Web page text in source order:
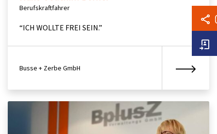
Berufskraftfahrer
“ICH WOLLTE FREI SEIN.”
Busse + Zerbe GmbH